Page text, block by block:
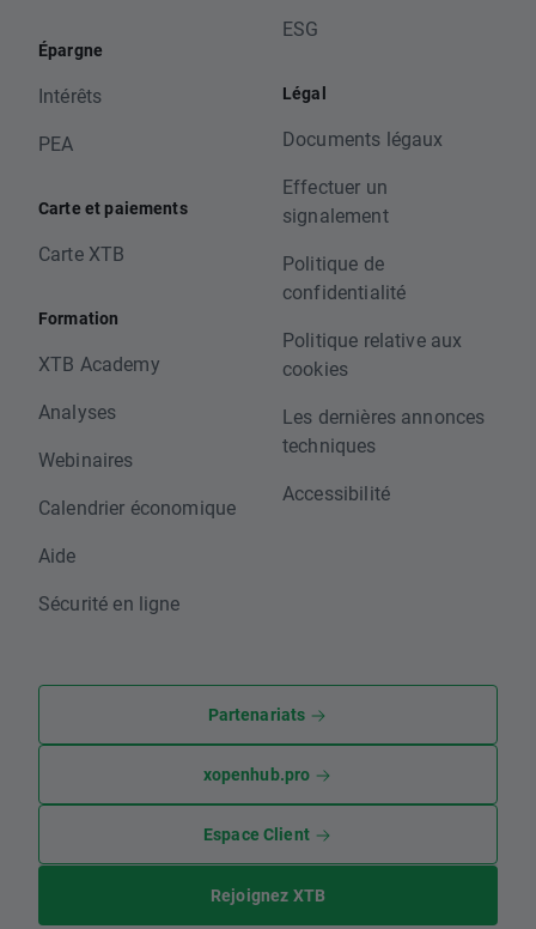
Épargne
Intérêts
PEA
Carte et paiements
Carte XTB
Formation
XTB Academy
Analyses
Webinaires
Calendrier économique
Aide
Sécurité en ligne
ESG
Légal
Documents légaux
Effectuer un
signalement
Politique de
confidentialité
Politique relative aux
cookies
Les dernières annonces
techniques
Accessibilité
Partenariats
xopenhub.pro
Espace Client
Rejoignez XTB